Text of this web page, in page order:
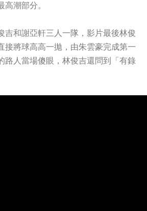
潮部分。
吉和謝亞軒三人一隊，影片最後林俊
接將球高高一拋，由朱雲豪完成第一
路人當場傻眼，林俊吉還問到「有錄